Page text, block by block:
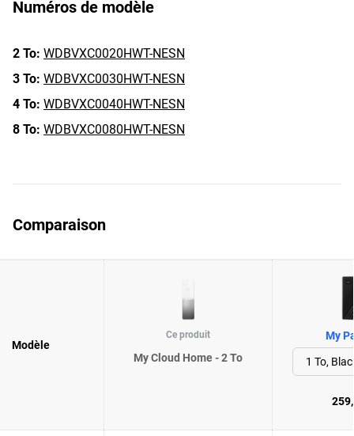
Numéros de modèle
2 To: WDBVXC0020HWT-NESN
3 To: WDBVXC0030HWT-NESN
4 To: WDBVXC0040HWT-NESN
8 To: WDBVXC0080HWT-NESN
Comparaison
Modèle
Ce produit
My Cloud Home - 2 To
My